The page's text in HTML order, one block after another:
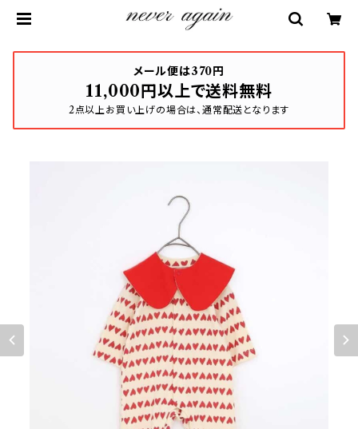
メール便は370円
11,000円以上で送料無料
2点以上お買い上げの場合は、通常配送となります